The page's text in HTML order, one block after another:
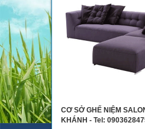
CƠ SỞ GHẾ NIỆM
KHÁNH - Tel: